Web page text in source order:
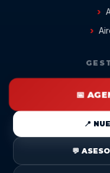
📅
📍
💬